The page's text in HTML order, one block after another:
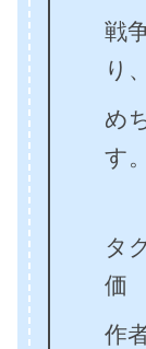
戦
り
め
す。
タ
価
作